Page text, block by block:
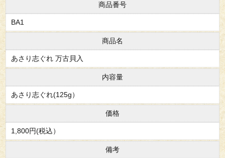
商品番号
BA1
商品名
あさり志ぐれ 万古貝入
内容量
あさり志ぐれ(125g）
価格
1,800円(税込）
備考